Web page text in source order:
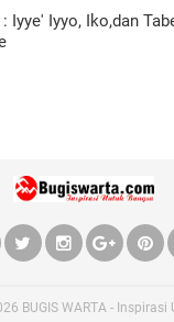
Iyye' Iyyo, Iko,dan
BUGIS WARTA -